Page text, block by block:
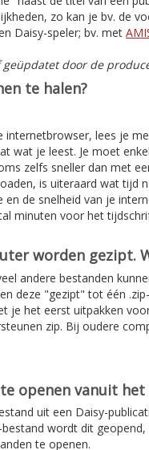
zo kan je bv. de
Daisy-speler; bv. met
door de
te halen?
lees je
wat je leest. Je moet
zelfs sneller dan met
is uiteraard wat tijd
de snelheid van je
minuten voor het
worden gezipt.
andere bestanden
deze "gezipt" tot één
het eerst uitpakken
zip. Bij oudere
openen vanuit het
uit een Daisy-
wordt dit
te openen.